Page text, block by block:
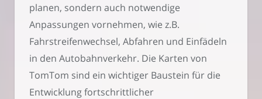
planen, sondern auch notwendige
Anpassungen vornehmen, wie z.B.
Fahrstreifenwechsel, Abfahren und Einfädeln
in den Autobahnverkehr. Die Karten von
TomTom sind ein wichtiger Baustein für die
Entwicklung fortschrittlicher